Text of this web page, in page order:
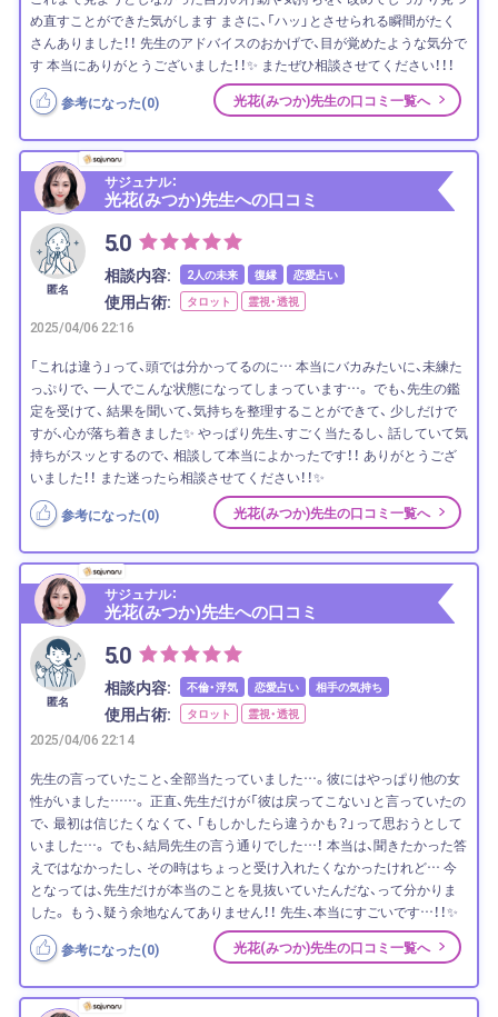
め直すことができた気がします まさに、「ハッ」とさせられる瞬間がたく
さんありました！！ 先生のアドバイスのおかげで、目が覚めたような気分で
す 本当にありがとうございました！！✨ またぜひ相談させてください！！！
参考になった(0) 光花(みつか)先生の口コミ一覧へ
サジュナル：
光花(みつか)先生への口コミ
匿名
5.0
相談内容: 2人の未来 復縁 恋愛占い
使用占術: タロット 霊視・透視
2025/04/06 22:16
「これは違う」って、頭では分かってるのに… 本当にバカみたいに、未練た
っぷりで、 一人でこんな状態になってしまっています…。 でも、先生の鑑
定を受けて、 結果を聞いて、気持ちを整理することができて、 少しだけで
すが、心が落ち着きました✨ やっぱり先生、すごく当たるし、 話していて気
持ちがスッとするので、 相談して本当によかったです！！ ありがとうござ
いました！！ また迷ったら相談させてください！！✨
参考になった(0) 光花(みつか)先生の口コミ一覧へ
サジュナル：
光花(みつか)先生への口コミ
匿名
5.0
相談内容: 不倫・浮気 恋愛占い 相手の気持ち
使用占術: タロット 霊視・透視
2025/04/06 22:14
先生の言っていたこと、全部当たっていました…。彼にはやっぱり他の女
性がいました……。 正直、先生だけが「彼は戻ってこない」と言っていたの
で、 最初は信じたくなくて、 「もしかしたら違うかも？」って思おうとして
いました…。 でも、結局先生の言う通りでした…！ 本当は、聞きたかった答
えではなかったし、 その時はちょっと受け入れたくなかったけれど… 今
となっては、先生だけが本当のことを見抜いていたんだな、って分かりま
した。 もう、疑う余地なんてありません！！ 先生、本当にすごいです…！！✨
参考になった(0) 光花(みつか)先生の口コミ一覧へ